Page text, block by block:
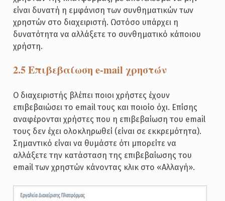
είναι δυνατή η εμφάνιση των συνθηματικών των
χρηστών στο διαχειριστή. Ωστόσο υπάρχει η
δυνατότητα να αλλάξετε το συνθηματικό κάποιου
χρήστη.
2.5 Επιβεβαίωση e-mail χρηστών
Ο διαχειριστής βλέπει ποιοι χρήστες έχουν
επιβεβαιώσει το email τους και ποιοίο όχι. Επίσης
αναφέρονται χρήστες που η επιβεβαίωση του email
τους δεν έχει ολοκληρωθεί (είναι σε εκκρεμότητα).
Σημαντικό είναι να θυμάστε ότι μπορείτε να
αλλάξετε την κατάσταση της επιβεβαίωσης του
email των χρηστών κάνοντας κλικ στο «Αλλαγή».